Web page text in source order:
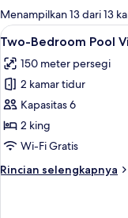
untuk
kamar
Menampilkan 13 dari 13
Lihat
semua
foto
untuk
Two-
Bedroom
Pool
-
17
Two-Bedroom Pool
150 meter persegi
2 kamar tidur
Kapasitas 6
2 king
Wi-Fi Gratis
Rincian selengkapnya
Rincian